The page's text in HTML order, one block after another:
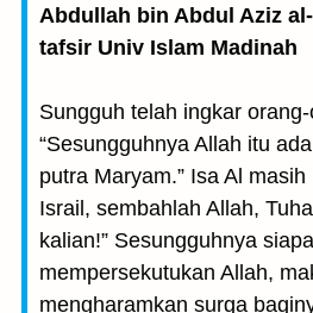
Abdullah bin Abdul Aziz
tafsir Univ Islam Madinah
Sungguh telah ingkar
“Sesungguhnya Allah itu
putra Maryam.” Isa Al
Israil, sembahlah Allah,
kalian!” Sesungguhnya
mempersekutukan Allah,
mengharamkan surga